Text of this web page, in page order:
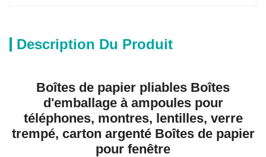
Description Du Produit
Boîtes de papier pliables Boîtes
d'emballage à ampoules pour
téléphones, montres, lentilles, verre
trempé, carton argenté Boîtes de papier
pour fenêtre